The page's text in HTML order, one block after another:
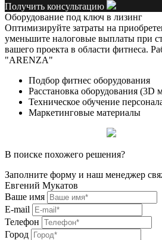
Получить консультацию
Оборудование под ключ в лизинг
Оптимизируйте затраты на
уменьшите налоговые выплаты при
вашего проекта в области фитнеса.
"ARENZA"
Подбор фитнес оборудования
Расстановка оборудования (3D
Техническое обучение
Маркетинговые материалы
В поиске похожего решения?
Заполните форму и наш менеджер
Евгений Мукатов
Ваше имя
E-mail
Телефон
Город